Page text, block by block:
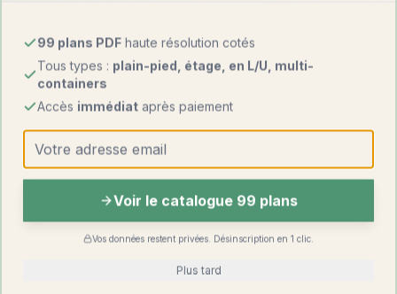
Critère Tiny house Maison container
1 800 – 3 200
€
Mobilité
Totale (sur
Transportable par
Permis de
construire
Aucun si
mobile
Requis au-delà de
20 m²
99 plans PDF haute résolution cotés
Tous types : plain-pied, étage, en L/U, multi-
containers
Accès immédiat après paiement
Voir le catalogue 99 plans
Vos données restent privées. Désinscription en 1 clic.
Plus tard